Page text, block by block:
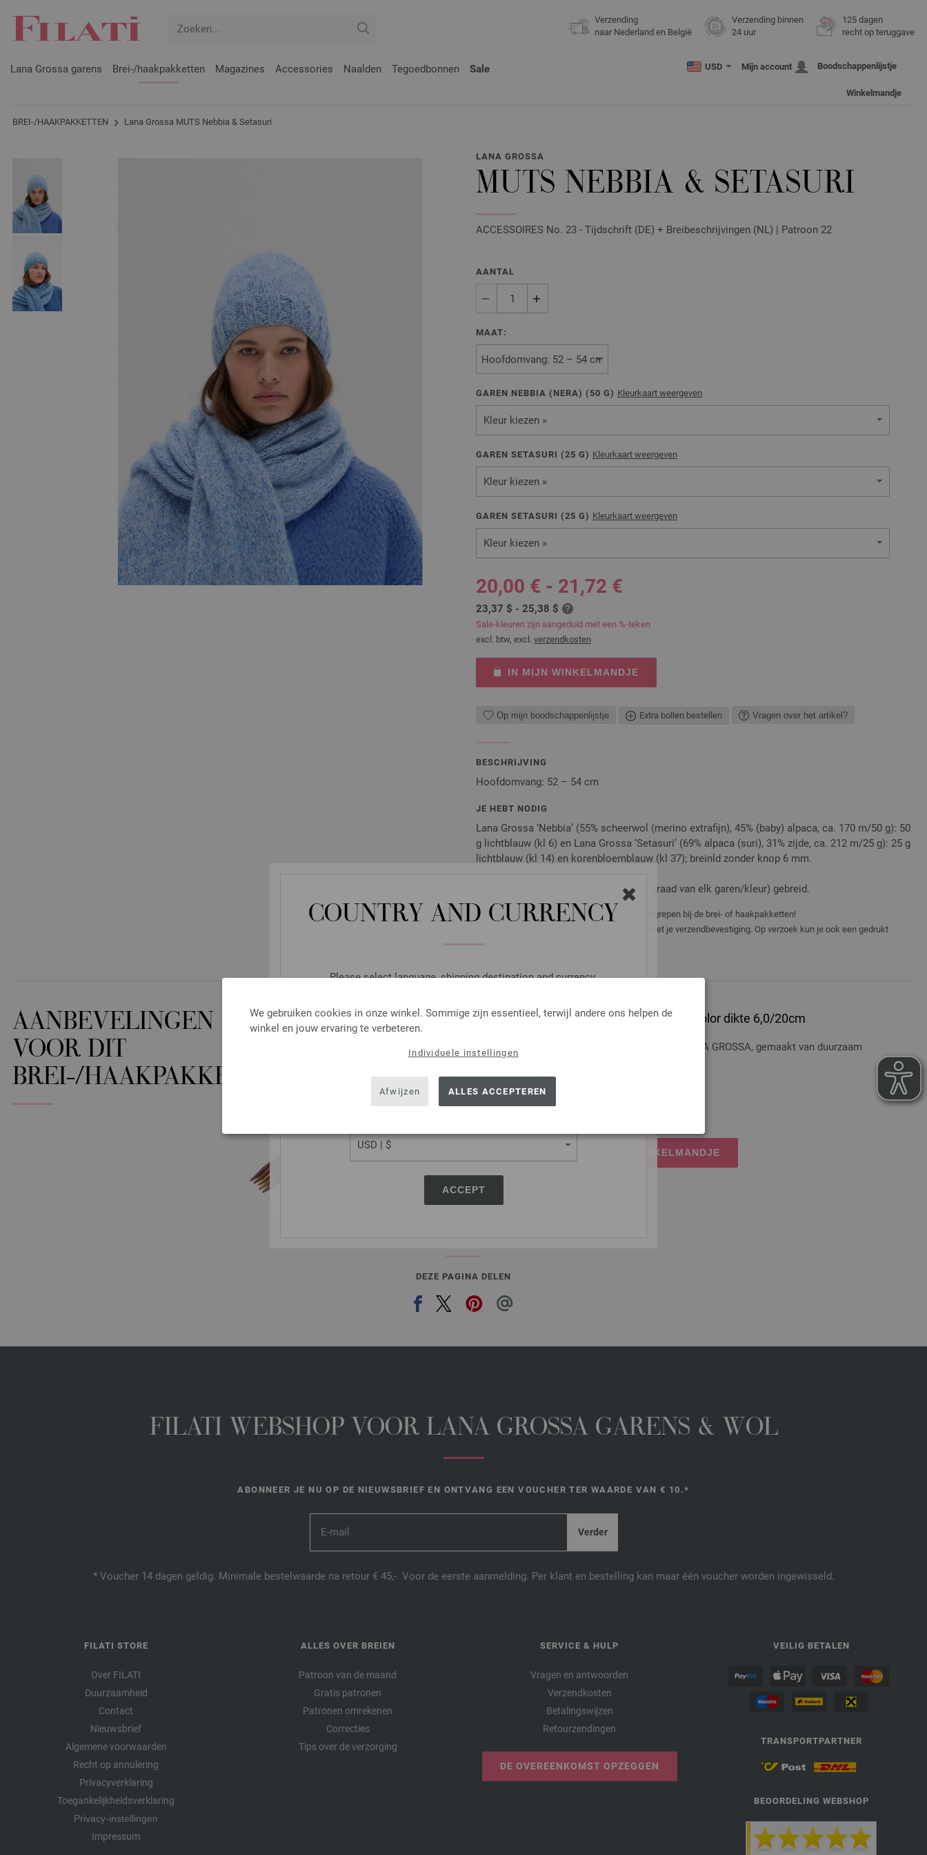
COUNTRY AND CURRENCY
Please select language, shipping destination and currency.
SHIPPING TO
USA - The United States of America
ACCEPT
We gebruiken cookies in onze winkel. Sommige zijn essentieel, terwijl andere ons helpen de
winkel en jouw ervaring te verbeteren.
Individuele instellingen
Afwijzen ALLES ACCEPTEREN
Verzending
naar Nederland en België
Verzending binnen
24 uur
125 dagen
recht op teruggave
Lana Grossa garens Brei-/haakpakketten Magazines Accessories Naalden Tegoedbonnen Sale USD Mijn account Boodschappenlijstje
Winkelmandje
BREI-/HAAKPAKKETTEN Lana Grossa MUTS Nebbia & Setasuri
LANA GROSSA
MUTS NEBBIA & SETASURI
ACCESSOIRES No. 23 - Tijdschrift (DE) + Breibeschrijvingen (NL) | Patroon 22
AANTAL
MAAT:
GAREN NEBBIA (NERA) ( 50 G) Kleurkaart weergeven
Kleur kiezen »
GAREN SETASURI (25 G) Kleurkaart weergeven
Kleur kiezen »
GAREN SETASURI (25 G) Kleurkaart weergeven
Kleur kiezen »
20,00 € - 21,72 €
23,37 $ - 25,38 $
Sale-kleuren zijn aangeduid met een %-teken
excl. btw, excl. verzendkosten
IN MIJN WINKELMANDJE
Op mijn boodschappenlijstje Extra bollen bestellen Vragen over het artikel?
BESCHRIJVING
Hoofdomvang: 52 – 54 cm
JE HEBT NODIG
Lana Grossa ‘Nebbia’ (55% scheerwol (merino extrafijn), 45% (baby) alpaca, ca. 170 m/50 g): 50
g lichtblauw (kl 6) en Lana Grossa ‘Setasuri’ (69% alpaca (suri), 31% zijde, ca. 212 m/25 g): 25 g
lichtblauw (kl 14) en korenbloemblauw (kl 37); breinld zonder knop 6 mm.
Tip: de muts wordt met drie draden (1 draad van elk garen/kleur) gebreid.
Naalden, knopen en accessoires zijn niet inbegrepen bij de brei- of haakpakketten!
Je ontvangt het breipatroon gratis per e-mail met je verzendbevestiging. Op verzoek kun je ook een gedrukt
exemplaar ontvangen.
AANBEVELINGEN
VOOR DIT
BREI-/HAAKPAKKET
Kousenbreinaalden Designer Hout Multicolor dikte 6,0/20cm
Kousenbreinaalden designer hout Multicolor LANA GROSSA, gemaakt van duurzaam
berkenhout, pendikte 6,0 lengte 20cm
10,88 €
IN MIJN WINKELMANDJE
DEZE PAGINA DELEN
FILATI WEBSHOP VOOR LANA GROSSA GARENS & WOL
ABONNEER JE NU OP DE NIEUWSBRIEF EN ONTVANG EEN VOUCHER TER WAARDE VAN € 10.*
* Voucher 14 dagen geldig. Minimale bestelwaarde na retour € 45,-. Voor de eerste aanmelding. Per klant en bestelling kan maar één voucher worden ingewisseld.
FILATI STORE
Over FILATI
Duurzaamheid
Contact
Nieuwsbrief
Algemene voorwaarden
Recht op annulering
Privacyverklaring
Toegankelijkheidsverklaring
Privacy-instellingen
Impressum
ALLES OVER BREIEN
Patroon van de maand
Gratis patronen
Patronen omrekenen
Correcties
Tips over de verzorging
SERVICE & HULP
Vragen en antwoorden
Verzendkosten
Betalingswijzen
Retourzendingen
DE OVEREENKOMST OPZEGGEN
VEILIG BETALEN
TRANSPORTPARTNER
BEOORDELING WEBSHOP